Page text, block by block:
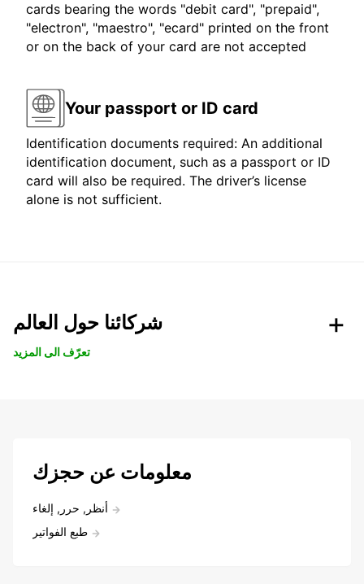
cards bearing the words "debit card", "prepaid",
"electron", "maestro", "ecard" printed on the front
or on the back of your card are not accepted
Your passport or ID card
Identification documents required: An additional
identification document, such as a passport or ID
card will also be required. The driver’s license
alone is not sufficient.
شركائنا حول العالم
تعرّف الى المزيد
معلومات عن حجزك
أنظر, حرر, إلغاء
طبع الفواتير